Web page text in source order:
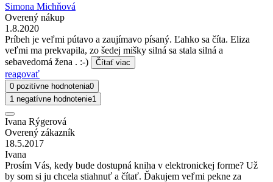
Simona Michňová
Overený nákup
1.8.2020
Príbeh je veľmi pútavo a zaujímavo písaný. Ľahko sa číta. Eliza
veľmi ma prekvapila, zo šedej mišky silná sa stala silná a
sebavedomá žena . :-)
Čítať viac
reagovať
0 pozitívne hodnotenia0
1 negatívne hodnotenie1
Ivana Rýgerová
Overený zákazník
18.5.2017
Ivana
Prosím Vás, kedy bude dostupná kniha v elektronickej forme? Už
by som si ju chcela stiahnuť a čítať. Ďakujem veľmi pekne za